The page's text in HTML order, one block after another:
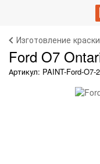
Изготовление
Ford O7
Артикул: PAINT-Ford-O7-